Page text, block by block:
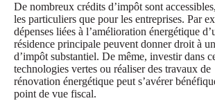
De nombreux crédits d’impôt sont
les particuliers que pour les entreprises. Par
dépenses liées à l’amélioration énergétique
résidence principale peuvent donner droit à
d’impôt substantiel. De même, investir dans
technologies vertes ou réaliser des travaux de
rénovation énergétique peut s’avérer
point de vue fiscal.